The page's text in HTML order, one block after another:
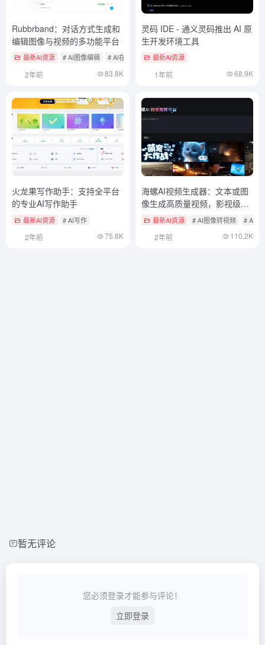
Rubbrband：对话方式生成和
编辑图像与视频的多功能平台
最新AI资源 # AI图像编辑 # AI在线生成图像
2年前 83.8K
灵码 IDE - 通义灵码推出 AI 原
生开发环境工具
最新AI资源
1年前 68.9K
火龙果写作助手：支持全平台
的专业AI写作助手
最新AI资源 # AI写作
2年前 75.8K
海螺AI视频生成器：文本或图
像生成高质量视频，影视级镜
头创作
最新AI资源 # AI图像转视频 # AI文
2年前 110.2K
暂无评论
您必须登录才能参与评论！
立即登录